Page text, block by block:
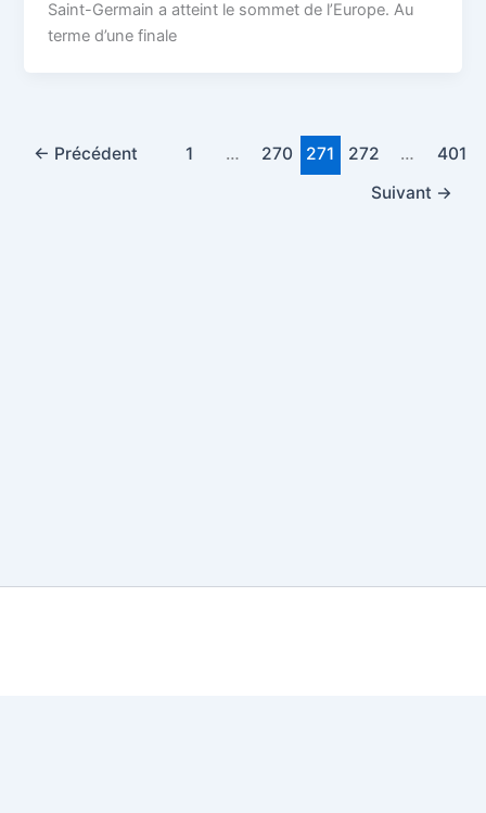
Saint-Germain a atteint le sommet de l’Europe. Au
terme d’une finale
← Précédent 1 … 270 271 272 …
401
Suivant →